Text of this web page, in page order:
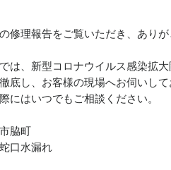
修理報告をご覧いただき、ありが
は、新型コロナウイルス感染拡
底し、お客様の現場へお伺いして
にはいつでもご相談ください。
脇町
口水漏れ